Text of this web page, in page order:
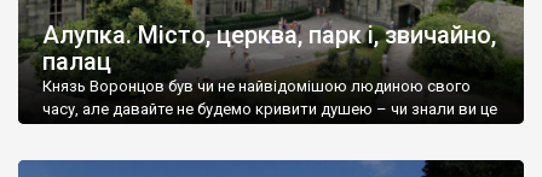
Алупка. Місто, церква, парк і, звичайно,
палац
Князь Воронцов був чи не найвідомішою людиною свого
часу, але давайте не будемо кривити душею – чи знали ви це